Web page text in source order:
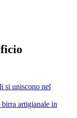
si uniscono nel
artigianale in